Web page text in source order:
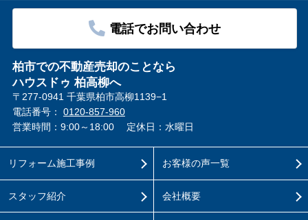
電話でお問い合わせ
柏市での不動産売却のことなら
ハウスドゥ 柏高柳へ
〒277-0941 千葉県柏市高柳1139−1
電話番号： 0120-857-960
営業時間：9:00～18:00
定休日：水曜日
リフォーム施工事例
スタッフ紹介
お客様の声一覧
会社概要